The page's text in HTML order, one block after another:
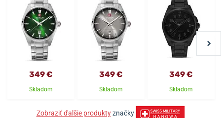
349 €
Skladom
349 €
Skladom
349 €
Skladom
Zobraziť ďalšie produktyznačky